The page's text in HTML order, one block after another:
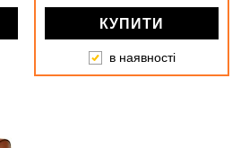
КУПИТИ
в наявності